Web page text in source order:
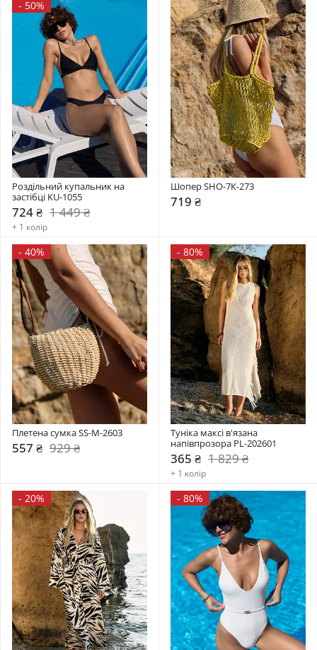
- 50%
Роздільний купальник на
застібці KU-1055
724 ₴ 1 449 ₴
+ 1 колір
Шопер SHO-7К-273
719 ₴
- 40%
Плетена сумка SS-M-2603
557 ₴ 929 ₴
- 80%
Туніка максі в'язана
напівпрозора PL-202601
365 ₴ 1 829 ₴
+ 1 колір
- 20% - 80%